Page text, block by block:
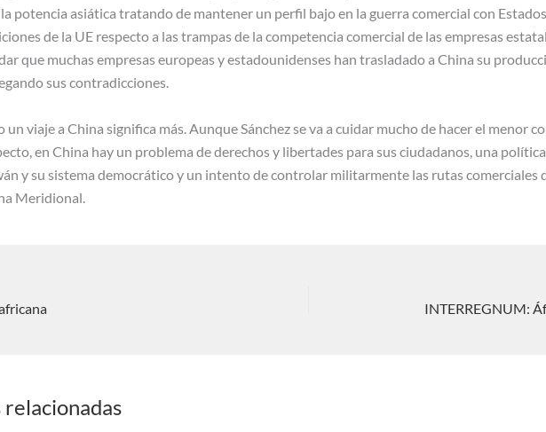
potencia asiática tratando de mantener un perfil bajo en la guerra comercial con
de la UE respecto a las trampas de la competencia comercial de las empresas
que muchas empresas europeas y estadounidenses han trasladado a China su
sus contradicciones.
un viaje a China significa más. Aunque Sánchez se va a cuidar mucho de hacer el menor
en China hay un problema de derechos y libertades para sus ciudadanos, una
y su sistema democrático y un intento de controlar militarmente las rutas comerciales
Meridional.
INTERREGNUM:
relacionadas